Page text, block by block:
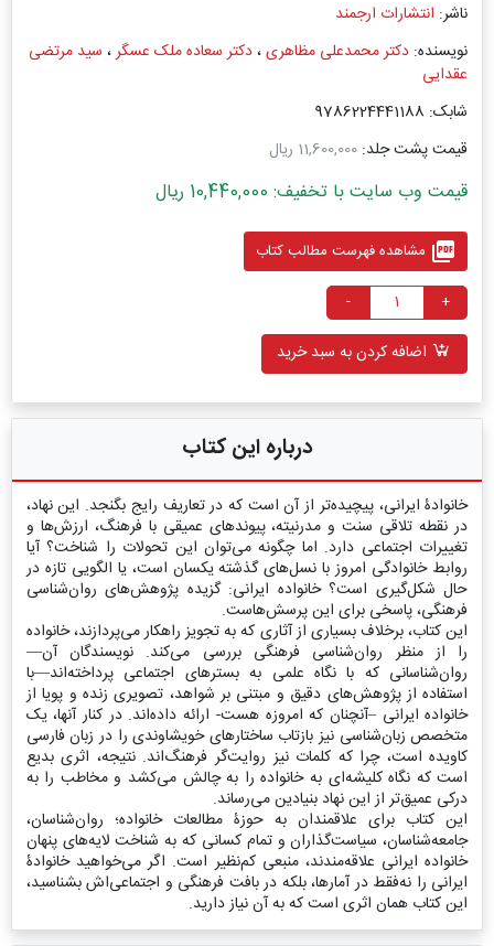
ناشر: انتشارات ارجمند
نویسنده: دکتر محمدعلی مظاهری،دکتر سعاده ملک عسگر، سید مرتضی
عقدایی
شابک: 9786224441188
قیمت پشت جلد: 11,600,000 ریال
قیمت وب سایت با تخفیف: 10,440,000 ریال
picture_as_pdf مشاهده فهرست مطالب کتاب
+
-
اضافه کردن به سبد خرید
درباره این کتاب
خانوادۀ ایرانی، پیچیده‌تر از آن است که در تعاریف رایج بگنجد. این نهاد،
در نقطه تلاقی سنت و مدرنیته، پیوندهای عمیقی با فرهنگ، ارزش‌ها و
تغییرات اجتماعی دارد. اما چگونه می‌توان این تحولات را شناخت؟ آیا
روابط خانوادگی امروز با نسل‌های گذشته یکسان است، یا الگویی تازه در
حال شکل‌گیری است؟ خانواده ایرانی: گزیده پژوهش‌های روان‌شناسی
فرهنگی، پاسخی برای این پرسش‌هاست.
این کتاب، برخلاف بسیاری از آثاری که به تجویز راهکار می‌پردازند، خانواده
را از منظر روان‌شناسی فرهنگی بررسی می‌کند. نویسندگان آن—
روان‌شناسانی که با نگاه علمی به بسترهای اجتماعی پرداخته‌اند—با
استفاده از پژوهش‌های دقیق و مبتنی بر شواهد، تصویری زنده و پویا از
خانواده ایرانی –آنچنان که امروزه هست- ارائه داده‌اند. در کنار آنها، یک
متخصص زبان‌شناسی نیز بازتاب ساختارهای خویشاوندی را در زبان فارسی
کاویده است، چرا که کلمات نیز روایت‌گر فرهنگ‌اند. نتیجه، اثری بدیع
است که نگاه کلیشه‌ای به خانواده را به چالش می‌کشد و مخاطب را به
درکی عمیق‌تر از این نهاد بنیادین می‌رساند.
این کتاب برای علاقمندان به حوزۀ مطالعات خانواده؛ روان‌شناسان،
جامعه‌شناسان، سیاست‌گذاران و تمام کسانی که به شناخت لایه‌های پنهان
خانواده ایرانی علاقه‌مندند، منبعی کم‌نظیر است. اگر می‌خواهید خانوادۀ
ایرانی را نه‌فقط در آمارها، بلکه در بافت فرهنگی و اجتماعی‌اش بشناسید،
این کتاب همان اثری است که به آن نیاز دارید.